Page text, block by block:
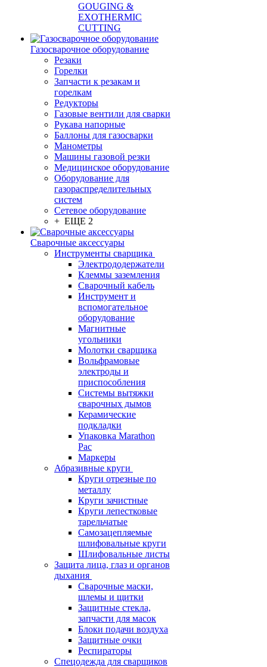
GOUGING &
EXOTHERMIC
CUTTING
Газосварочное оборудование
Резаки
Горелки
Запчасти к резакам и
горелкам
Редукторы
Газовые вентили для сварки
Рукава напорные
Баллоны для газосварки
Манометры
Машины газовой резки
Медицинское оборудование
Оборудование для
газораспределительных
систем
Сетевое оборудование
+ ЕЩЕ 2
Сварочные аксессуары
Инструменты сварщика
Электрододержатели
Клеммы заземления
Сварочный кабель
Инструмент и
вспомогательное
оборудование
Магнитные
угольники
Молотки сварщика
Вольфрамовые
электроды и
приспособления
Системы вытяжки
сварочных дымов
Керамические
подкладки
Упаковка Marathon
Pac
Маркеры
Абразивные круги
Круги отрезные по
металлу
Круги зачистные
Круги лепестковые
тарельчатые
Самозацепляемые
шлифовальные круги
Шлифовальные листы
Защита лица, глаз и органов
дыхания
Сварочные маски,
шлемы и щитки
Защитные стекла,
запчасти для масок
Блоки подачи воздуха
Защитные очки
Респираторы
Спецодежда для сварщиков